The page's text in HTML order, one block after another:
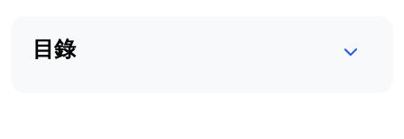
目錄